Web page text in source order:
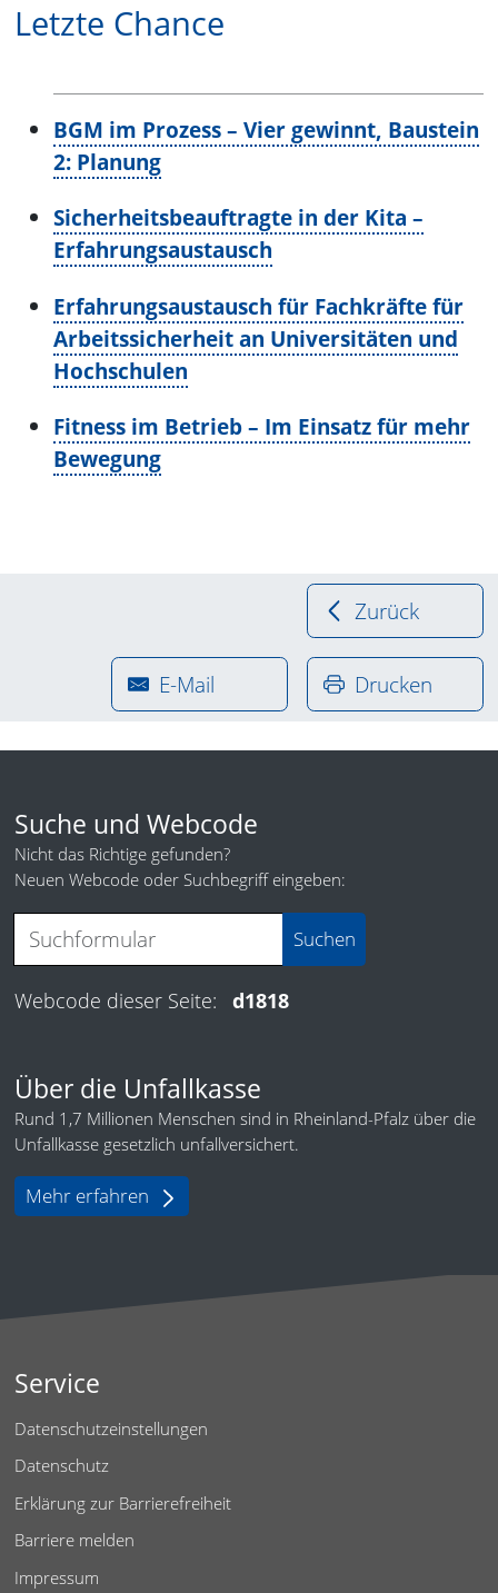
Letzte Chance
BGM im Prozess – Vier gewinnt, Baustein
2: Planung
Sicherheitsbeauftragte in der Kita –
Erfahrungsaustausch
Erfahrungsaustausch für Fachkräfte für
Arbeitssicherheit an Universitäten und
Hochschulen
Fitness im Betrieb – Im Einsatz für mehr
Bewegung
Zurück
E-Mail Drucken
Suche und Webcode
Nicht das Richtige gefunden?
Neuen Webcode oder Suchbegriff eingeben:
Webcode dieser Seite: d1818
Über die Unfallkasse
Rund 1,7 Millionen Menschen sind in Rheinland-Pfalz über die
Unfallkasse gesetzlich unfallversichert.
Mehr erfahren
Service
Datenschutzeinstellungen
Datenschutz
Erklärung zur Barrierefreiheit
Barriere melden
Impressum